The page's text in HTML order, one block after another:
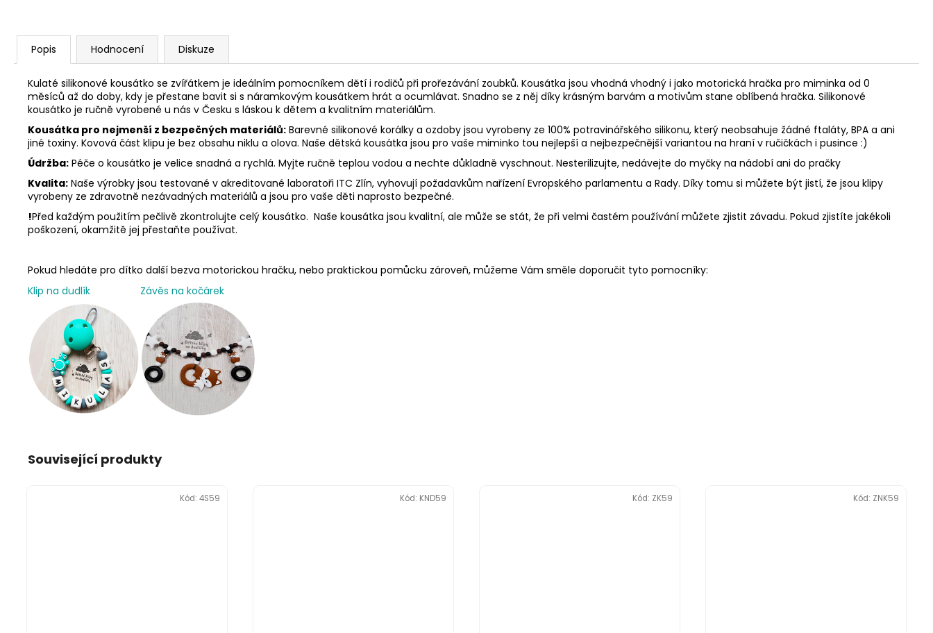
Popis Hodnocení Diskuze
Kulaté silikonové kousátko se zvířátkem je ideálním pomocníkem dětí i rodičů při prořezávání zoubků. Kousátka jsou vhodná vhodný i jako motorická hračka pro miminka od 0
měsíců až do doby, kdy je přestane bavit si s náramkovým kousátkem hrát a ocumlávat. Snadno se z něj díky krásným barvám a motivům stane oblíbená hračka. Silikonové
kousátko je ručně vyrobené u nás v Česku s láskou k dětem a kvalitním materiálům.
Kousátka pro nejmenší z bezpečných materiálů: Barevné silikonové korálky a ozdoby jsou vyrobeny ze 100% potravinářského silikonu, který neobsahuje žádné ftaláty, BPA a ani
jiné toxiny. Kovová část klipu je bez obsahu niklu a olova. Naše dětská kousátka jsou pro vaše miminko tou nejlepší a nejbezpečnější variantou na hraní v ručičkách i pusince :)
Údržba: Péče o kousátko je velice snadná a rychlá. Myjte ručně teplou vodou a nechte důkladně vyschnout. Nesterilizujte, nedávejte do myčky na nádobí ani do pračky
Kvalita: Naše výrobky jsou testované v akreditované laboratoři ITC Zlín, vyhovují požadavkům nařízení Evropského parlamentu a Rady. Díky tomu si můžete být jistí, že jsou klipy
vyrobeny ze zdravotně nezávadných materiálů a jsou pro vaše děti naprosto bezpečné.
!Před každým použitím pečlivě zkontrolujte celý kousátko. Naše kousátka jsou kvalitní, ale může se stát, že při velmi častém používání můžete zjistit závadu. Pokud zjistíte jakékoli
poškození, okamžitě jej přestaňte používat.
Pokud hledáte pro dítko další bezva motorickou hračku, nebo praktickou pomůcku zároveň, můžeme Vám směle doporučit tyto pomocníky:
Klip na dudlík
Závěs na kočárek
Související produkty
Kód: 4S59 Kód: KND59 Kód: ZK59 Kód: ZNK59